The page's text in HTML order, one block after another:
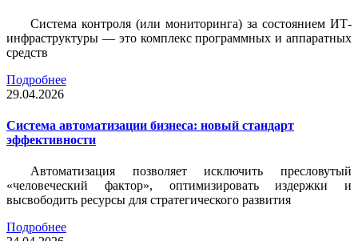
Система контроля (или мониторинга) за состоянием ИТ-
инфраструктуры — это комплекс программных и аппаратных
средств
Подробнее
29.04.2026
Система автоматизации бизнеса: новый стандарт
эффективности
Автоматизация позволяет исключить пресловутый
«человеческий фактор», оптимизировать издержки и
высвободить ресурсы для стратегического развития
Подробнее